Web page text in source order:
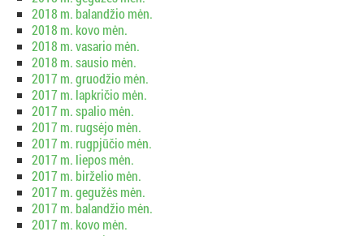
2018 m. balandžio mėn.
2018 m. kovo mėn.
2018 m. vasario mėn.
2018 m. sausio mėn.
2017 m. gruodžio mėn.
2017 m. lapkričio mėn.
2017 m. spalio mėn.
2017 m. rugsėjo mėn.
2017 m. rugpjūčio mėn.
2017 m. liepos mėn.
2017 m. birželio mėn.
2017 m. gegužės mėn.
2017 m. balandžio mėn.
2017 m. kovo mėn.